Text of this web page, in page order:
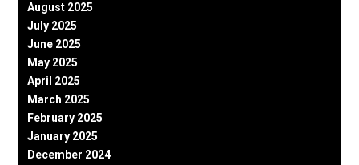
August 2025
July 2025
June 2025
May 2025
April 2025
March 2025
February 2025
January 2025
December 2024